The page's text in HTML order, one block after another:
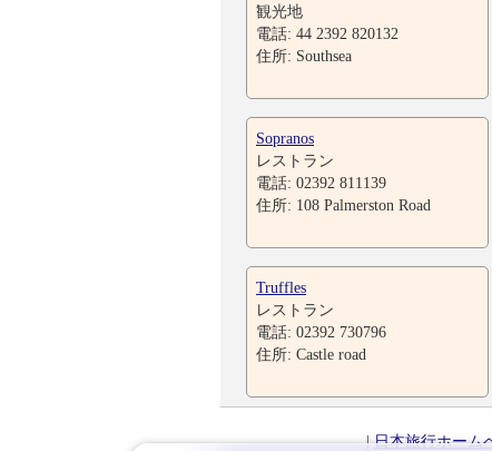
観光地
電話: 44 2392 820132
住所: Southsea
Sopranos
レストラン
電話: 02392 811139
住所: 108 Palmerston Road
Truffles
レストラン
電話: 02392 730796
住所: Castle road
|日本旅行ホーム